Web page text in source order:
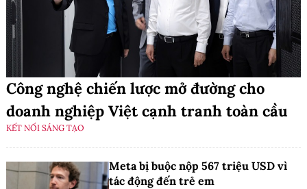
Công nghệ chiến lược mở đường cho
doanh nghiệp Việt cạnh tranh toàn cầu
KẾT NỐI SÁNG TẠO
Meta bị buộc nộp 567 triệu USD vì
tác động đến trẻ em